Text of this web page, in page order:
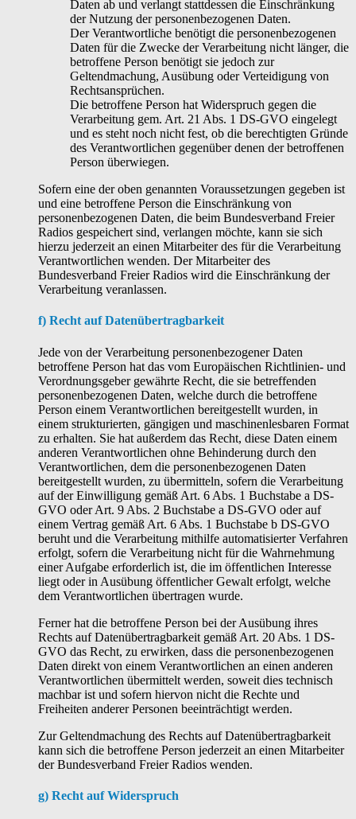
Daten ab und verlangt stattdessen die Einschränkung
der Nutzung der personenbezogenen Daten.
Der Verantwortliche benötigt die personenbezogenen
Daten für die Zwecke der Verarbeitung nicht länger, die
betroffene Person benötigt sie jedoch zur
Geltendmachung, Ausübung oder Verteidigung von
Rechtsansprüchen.
Die betroffene Person hat Widerspruch gegen die
Verarbeitung gem. Art. 21 Abs. 1 DS-GVO eingelegt
und es steht noch nicht fest, ob die berechtigten Gründe
des Verantwortlichen gegenüber denen der betroffenen
Person überwiegen.
Sofern eine der oben genannten Voraussetzungen gegeben ist
und eine betroffene Person die Einschränkung von
personenbezogenen Daten, die beim Bundesverband Freier
Radios gespeichert sind, verlangen möchte, kann sie sich
hierzu jederzeit an einen Mitarbeiter des für die Verarbeitung
Verantwortlichen wenden. Der Mitarbeiter des
Bundesverband Freier Radios wird die Einschränkung der
Verarbeitung veranlassen.
f) Recht auf Datenübertragbarkeit
Jede von der Verarbeitung personenbezogener Daten
betroffene Person hat das vom Europäischen Richtlinien- und
Verordnungsgeber gewährte Recht, die sie betreffenden
personenbezogenen Daten, welche durch die betroffene
Person einem Verantwortlichen bereitgestellt wurden, in
einem strukturierten, gängigen und maschinenlesbaren Format
zu erhalten. Sie hat außerdem das Recht, diese Daten einem
anderen Verantwortlichen ohne Behinderung durch den
Verantwortlichen, dem die personenbezogenen Daten
bereitgestellt wurden, zu übermitteln, sofern die Verarbeitung
auf der Einwilligung gemäß Art. 6 Abs. 1 Buchstabe a DS-
GVO oder Art. 9 Abs. 2 Buchstabe a DS-GVO oder auf
einem Vertrag gemäß Art. 6 Abs. 1 Buchstabe b DS-GVO
beruht und die Verarbeitung mithilfe automatisierter Verfahren
erfolgt, sofern die Verarbeitung nicht für die Wahrnehmung
einer Aufgabe erforderlich ist, die im öffentlichen Interesse
liegt oder in Ausübung öffentlicher Gewalt erfolgt, welche
dem Verantwortlichen übertragen wurde.
Ferner hat die betroffene Person bei der Ausübung ihres
Rechts auf Datenübertragbarkeit gemäß Art. 20 Abs. 1 DS-
GVO das Recht, zu erwirken, dass die personenbezogenen
Daten direkt von einem Verantwortlichen an einen anderen
Verantwortlichen übermittelt werden, soweit dies technisch
machbar ist und sofern hiervon nicht die Rechte und
Freiheiten anderer Personen beeinträchtigt werden.
Zur Geltendmachung des Rechts auf Datenübertragbarkeit
kann sich die betroffene Person jederzeit an einen Mitarbeiter
der Bundesverband Freier Radios wenden.
g) Recht auf Widerspruch